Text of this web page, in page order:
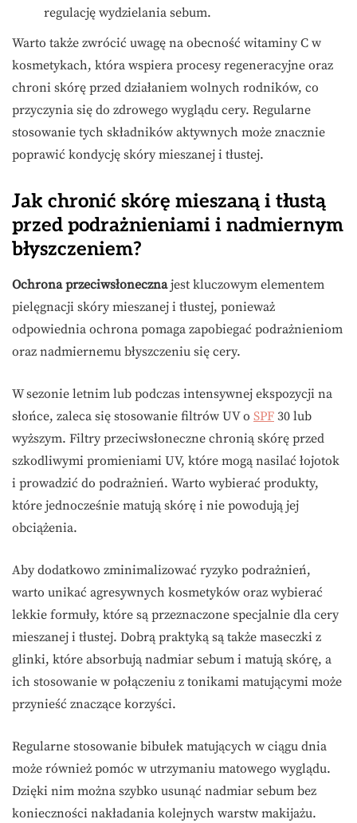
regulację wydzielania sebum.
Warto także zwrócić uwagę na obecność witaminy C w
kosmetykach, która wspiera procesy regeneracyjne oraz
chroni skórę przed działaniem wolnych rodników, co
przyczynia się do zdrowego wyglądu cery. Regularne
stosowanie tych składników aktywnych może znacznie
poprawić kondycję skóry mieszanej i tłustej.
Jak chronić skórę mieszaną i tłustą
przed podrażnieniami i nadmiernym
błyszczeniem?
Ochrona przeciwsłonecznajest kluczowym elementem
pielęgnacji skóry mieszanej i tłustej, ponieważ
odpowiednia ochrona pomaga zapobiegać podrażnieniom
oraz nadmiernemu błyszczeniu się cery.
W sezonie letnim lub podczas intensywnej ekspozycji na
słońce, zaleca się stosowanie filtrów UV o SPF 30 lub
wyższym. Filtry przeciwsłoneczne chronią skórę przed
szkodliwymi promieniami UV, które mogą nasilać łojotok
i prowadzić do podrażnień. Warto wybierać produkty,
które jednocześnie matują skórę i nie powodują jej
obciążenia.
Aby dodatkowo zminimalizować ryzyko podrażnień,
warto unikać agresywnych kosmetyków oraz wybierać
lekkie formuły, które są przeznaczone specjalnie dla cery
mieszanej i tłustej. Dobrą praktyką są także maseczki z
glinki, które absorbują nadmiar sebum i matują skórę, a
ich stosowanie w połączeniu z tonikami matującymi może
przynieść znaczące korzyści.
Regularne stosowanie bibułek matujących w ciągu dnia
może również pomóc w utrzymaniu matowego wyglądu.
Dzięki nim można szybko usunąć nadmiar sebum bez
konieczności nakładania kolejnych warstw makijażu.